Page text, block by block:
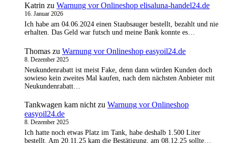
Katrin zu Warnung vor Onlineshop elisaluna-handel24.de
16. Januar 2026
Ich habe am 04.06.2024 einen Staubsauger bestellt, bezahlt und nie
erhalten. Das Geld war futsch und meine Bank konnte es…
Thomas zu Warnung vor Onlineshop easyoil24.de
8. Dezember 2025
Neukundenrabatt ist meist Fake, denn dann würden Kunden doch
sowieso kein zweites Mal kaufen, nach dem nächsten Anbieter mit
Neukundenrabatt…
Tankwagen kam nicht zu Warnung vor Onlineshop
easyoil24.de
8. Dezember 2025
Ich hatte noch etwas Platz im Tank, habe deshalb 1.500 Liter
bestellt. Am 20.11.25 kam die Bestätigung, am 08.12.25 sollte…